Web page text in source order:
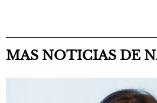
MAS NOTICIAS DE